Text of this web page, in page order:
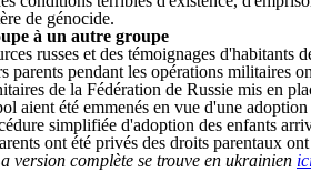
de génocide.
à un autre groupe
russes et des témoignages
parents pendant les opérations militaires
de la Fédération de Russie mis en
aient été emmenés en vue d'une
simplifiée d'adoption des enfants
ont été privés des droits parentaux
version complète se trouve en ukrainien